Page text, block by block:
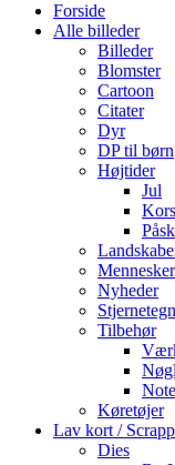
Forside
Alle billeder
Billeder
Blomster
Cartoon
Citater
Dyr
DP til børn
Højtider
Jul
Kors
Mennesker
Nyheder
Stjernetegn
Tilbehør
Køretøjer
Lav kort /
Dies